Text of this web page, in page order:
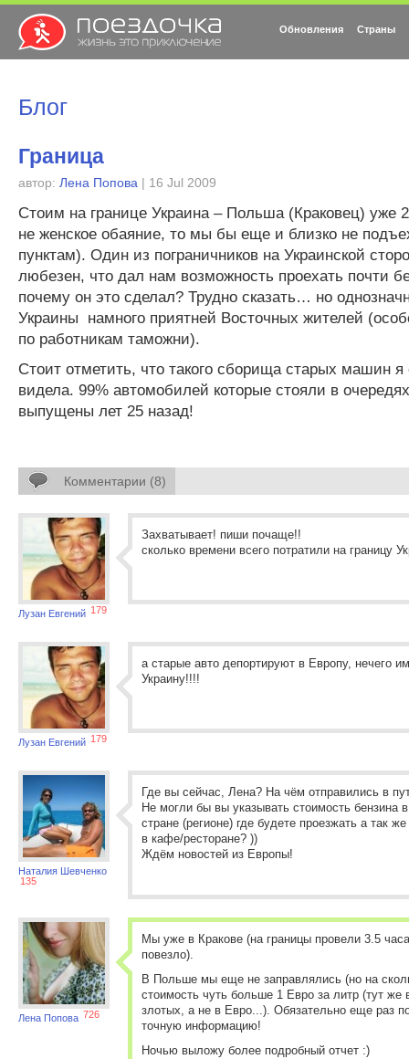
Обновления Страны
Блог
Граница
автор: Лена Попова | 16 Jul 2009
Стоим на границе Украина – Польша (Краковец) уже
не женское обаяние, то мы бы еще и близко не
пунктам). Один из пограничников на Украинской
любезен, что дал нам возможность проехать почти
почему он это сделал? Трудно сказать… но
Украины намного приятней Восточных жителей
по работникам таможни).
Стоит отметить, что такого сборища старых машин я
видела. 99% автомобилей которые стояли в
выпущены лет 25 назад!
Комментарии (8)
Лузан Евгений 179
Захватывает! пиши почаще!!
сколько времени всего потратили на границу
Лузан Евгений 179
а старые авто депортируют в Европу, нечего
Украину!!!!
Наталия Шевченко
135
Где вы сейчас, Лена? На чём отправились в
Не могли бы вы указывать стоимость бензина
стране (регионе) где будете проезжать а так
в кафе/ресторане? ))
Ждём новостей из Европы!
Лена Попова 726
Мы уже в Кракове (на границы провели 3.5
повезло).
В Польше мы еще не заправлялись (но на
стоимость чуть больше 1 Евро за литр (тут же
злотых, а не в Евро...). Обязательно еще раз
точную информацию!
Ночью выложу более подробный отчет :)